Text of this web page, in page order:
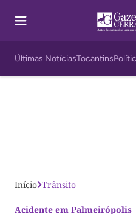
Últimas NotíciasTocantins
Início Trânsito
Acidente em Palmeirópolis